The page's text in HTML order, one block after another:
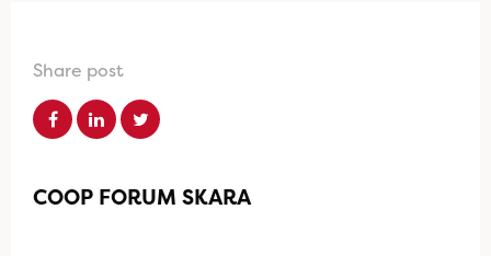
Share post
COOP FORUM SKARA